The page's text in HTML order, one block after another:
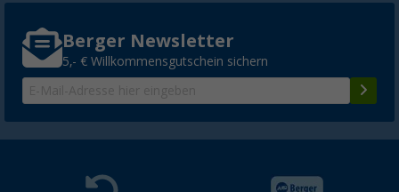
Berger Newsletter
5,- € Willkommensgutschein sichern